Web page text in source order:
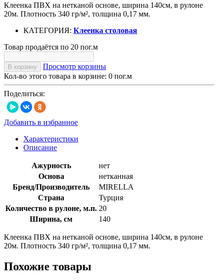
Клеенка ПВХ на нетканой основе, ширина 140см, в рулоне
20м. Плотность 340 гр/м², толщина 0,17 мм.
КАТЕГОРИЯ: Клеенка столовая
Товар продаётся по 20 пог.м
В корзину
Просмотр корзины
Кол-во этого товара в корзине: 0 пог.м
Поделиться:
Добавить в избранное
Характеристики
Описание
Ажурность
нет
Основа
нетканная
Бренд/Производитель
MIRELLA
Страна
Турция
Количество в рулоне, м.п. 20
Ширина, см
140
Клеенка ПВХ на нетканой основе, ширина 140см, в рулоне
20м. Плотность 340 гр/м², толщина 0,17 мм.
Похожие товары